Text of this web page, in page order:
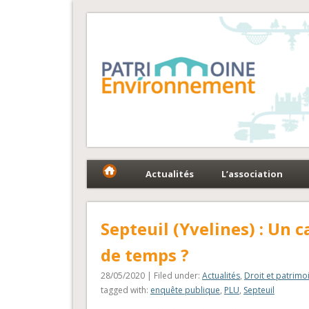
Fédération
Actualités L’association
Septeuil (Yvelines) : Un
de temps ?
28/05/2020 | Filed under: Actualités, Droit et
tagged with: enquête publique, PLU, Septeuil